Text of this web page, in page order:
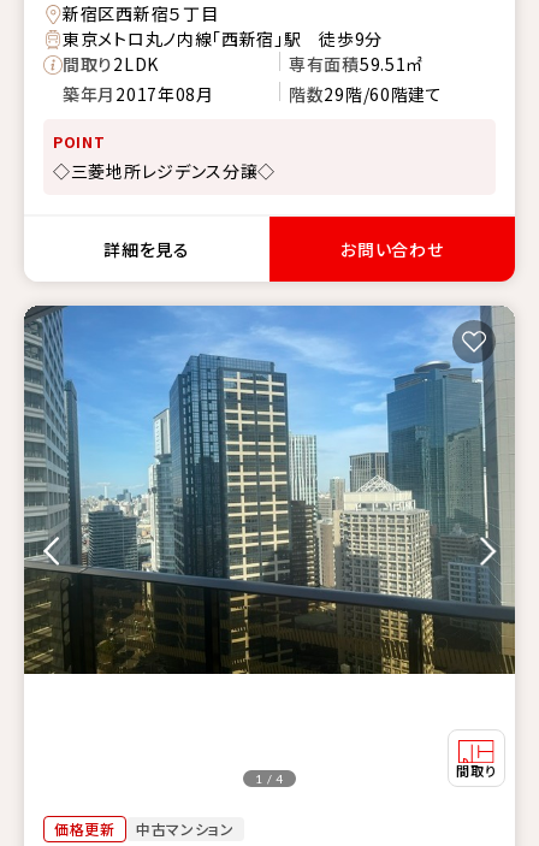
新宿区西新宿５丁目
東京メトロ丸ノ内線「西新宿」駅 徒歩9分
間取り2LDK 専有面積59.51㎡
築年月 2017年08月 階数29階/60階建て
POINT
◇三菱地所レジデンス分譲◇
詳細を見る お問い合わせ
価格更新 中古マンション
1 / 4